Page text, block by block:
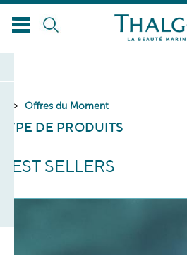
Offres du Moment
TYPE DE PRODUITS
BEST SELLERS